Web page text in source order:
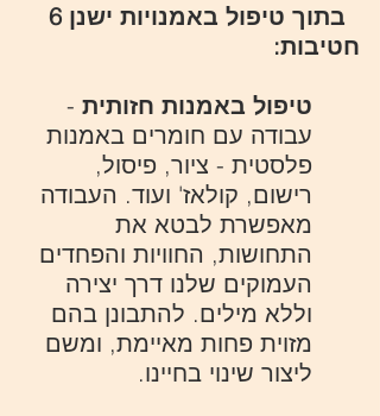
בתוך טיפול באמנויות ישנן 6
חטיבות:
טיפול באמנות חזותית -
עבודה עם חומרים באמנות
פלסטית - ציור, פיסול,
רישום, קולאז' ועוד. העבודה
מאפשרת לבטא את
התחושות, החוויות והפחדים
העמוקים שלנו דרך יצירה
וללא מילים. להתבונן בהם
מזוית פחות מאיימת, ומשם
ליצור שינוי בחיינו.